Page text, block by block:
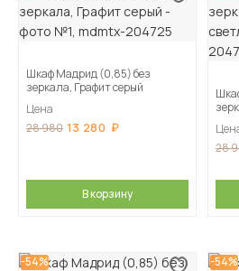
Шкаф Мадрид (0,85) без
зеркала, Графит серый
Цена
28 980 13 280
В корзину
28
-54% -54%